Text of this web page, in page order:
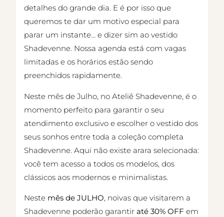
detalhes do grande dia. E é por isso que
queremos te dar um motivo especial para
parar um instante… e dizer sim ao vestido
Shadevenne. Nossa agenda está com vagas
limitadas e os horários estão sendo
preenchidos rapidamente.
Neste mês de Julho, no Ateliê Shadevenne, é o
momento perfeito para garantir o seu
atendimento exclusivo e escolher o vestido dos
seus sonhos entre toda a coleção completa
Shadevenne. Aqui não existe arara selecionada:
você tem acesso a todos os modelos, dos
clássicos aos modernos e minimalistas.
Neste mês de JULHO, noivas que visitarem a
Shadevenne poderão garantir até 30% OFF em